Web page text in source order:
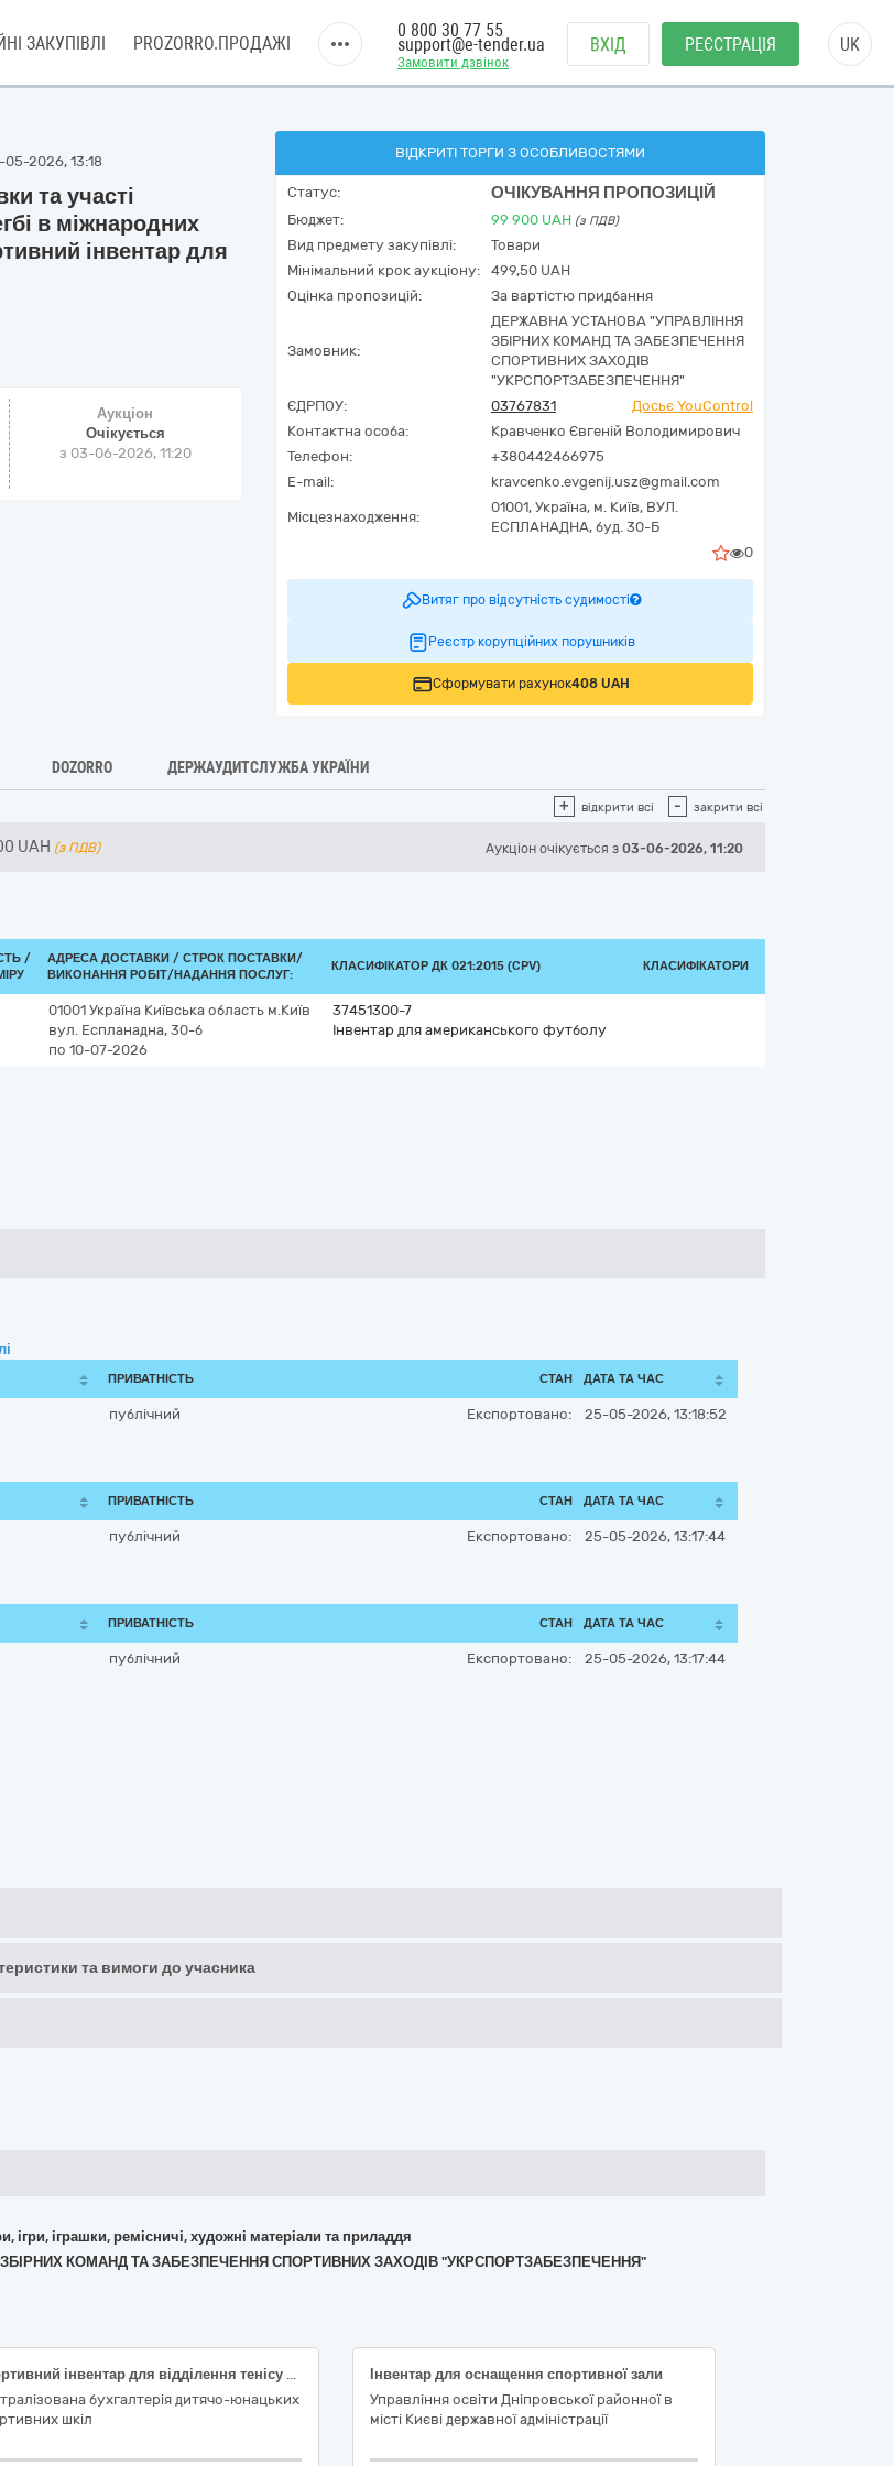
ЗАКУПІВЛІ PROZORRO.ПРОДАЖІ
Замовити дзвінок
0 800 30 77 55
support@e-tender.ua ВХІД РЕЄСТРАЦІЯ UK
2026, 13:18
та участі
в міжнародних
інвентар для
Аукціон
Очікується
з 03-06-2026, 11:20
ВІДКРИТІ ТОРГИ З ОСОБЛИВОСТЯМИ
Статус: ОЧІКУВАННЯ ПРОПОЗИЦІЙ
Бюджет: 99 900 UAH (з ПДВ)
Вид предмету закупівлі:
Товари
Мінімальний крок аукціону:
499,50 UAH
Оцінка пропозицій:
За вартістю придбання
Замовник:
ДЕРЖАВНА УСТАНОВА "УПРАВЛІННЯ
ЗБІРНИХ КОМАНД ТА ЗАБЕЗПЕЧЕННЯ
СПОРТИВНИХ ЗАХОДІВ
"УКРСПОРТЗАБЕЗПЕЧЕННЯ"
ЄДРПОУ:
03767831
Досьє YouControl
Контактна особа:
Кравченко Євгеній Володимирович
Телефон:
+380442466975
E-mail:
kravcenko.evgenij.usz@gmail.com
Місцезнаходження:
01001, Україна, м. Київ, ВУЛ.
ЕСПЛАНАДНА, буд. 30-Б
0
Витяг про відсутність судимості
Реєстр корупційних порушників
Сформувати рахунок408 UAH
DOZORRO ДЕРЖАУДИТСЛУЖБА УКРАЇНИ
+ відкрити всі - закрити всі
UAH (з ПДВ) Аукціон очікується з 03-06-2026, 11:20
/
АДРЕСА ДОСТАВКИ / СТРОК ПОСТАВКИ/
ВИКОНАННЯ РОБІТ/НАДАННЯ ПОСЛУГ:
КЛАСИФІКАТОР ДК 021:2015 (CPV) КЛАСИФІКАТОРИ
01001 Україна Київська область м.Київ
вул. Еспланадна, 30-б
по 10-07-2026
37451300-7
Інвентар для американського футболу
ПРИВАТНІСТЬ СТАН ДАТА ТА ЧАС
публічний Експортовано: 25-05-2026, 13:18:52
ПРИВАТНІСТЬ СТАН ДАТА ТА ЧАС
публічний Експортовано: 25-05-2026, 13:17:44
ПРИВАТНІСТЬ СТАН ДАТА ТА ЧАС
публічний Експортовано: 25-05-2026, 13:17:44
та вимоги до учасника
ігри, іграшки, ремісничі, художні матеріали та приладдя
ЗБІРНИХ КОМАНД ТА ЗАБЕЗПЕЧЕННЯ СПОРТИВНИХ ЗАХОДІВ "УКРСПОРТЗАБЕЗПЕЧЕННЯ"
Спортивний інвентар для відділення тенісу для КДЮСШ «Центр»
бухгалтерія дитячо-юнацьких
шкіл
Інвентар для оснащення спортивної зали
Управління освіти Дніпровської районної в
місті Києві державної адміністрації